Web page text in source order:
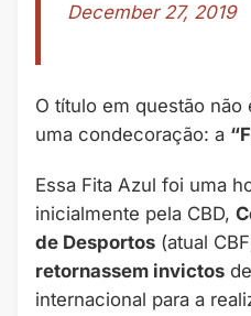
December 27, 2019
O título em questão
uma condecoração: a
Essa Fita Azul foi uma
inicialmente pela CBD,
de Desportos (atual
retornassem invictos
internacional para a